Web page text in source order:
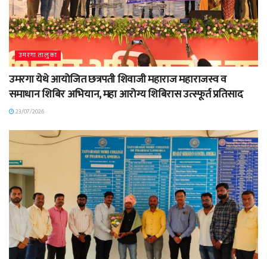
उमरगा तालुका
उमरगा येथे आयोजित छत्रपती शिवाजी महाराज महाराजस्व व
समाधान शिबिर अभियान, महा आरोग्य शिबिरास उत्स्फूर्त प्रतिसाद
23/07/2026